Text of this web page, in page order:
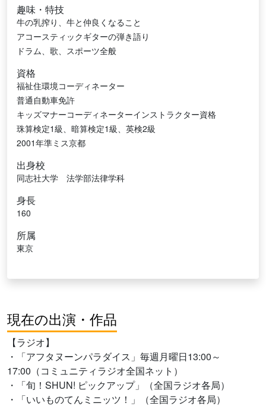
趣味・特技
牛の乳搾り、牛と仲良くなること
アコースティックギターの弾き語り
ドラム、歌、スポーツ全般
資格
福祉住環境コーディネーター
普通自動車免許
キッズマナーコーディネーターインストラクター資格
珠算検定1級、暗算検定1級、英検2級
2001年準ミス京都
出身校
同志社大学 法学部法律学科
身長
160
所属
東京
現在の出演・作品
【ラジオ】
・「アフタヌーンパラダイス」毎週月曜日13:00～
17:00（コミュニティラジオ全国ネット）
・「旬！SHUN! ピックアップ」（全国ラジオ各局）
・「いいものてんミニッツ！」（全国ラジオ各局）